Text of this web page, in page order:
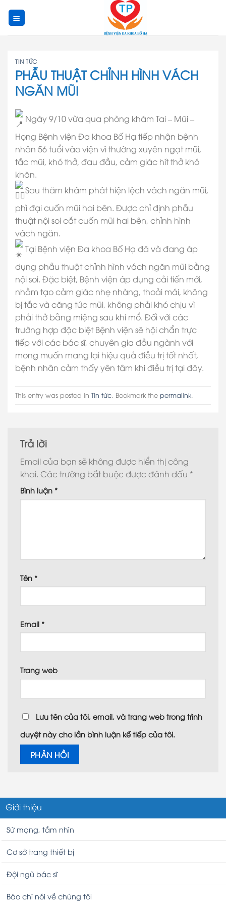
TIN TỨC
PHẪU THUẬT CHỈNH HÌNH VÁCH
NGĂN MŨI
Ngày 9/10 vừa qua phòng khám Tai – Mũi –
Họng Bệnh viện Đa khoa Bố Hạ tiếp nhận bệnh
nhân 56 tuổi vào viện vì thường xuyên ngạt mũi,
tắc mũi, khó thở, đau đầu, cảm giác hít thở khó
khăn.
Sau thăm khám phát hiện lệch vách ngăn mũi,
phì đại cuốn mũi hai bên. Được chỉ định phẫu
thuật nội soi cắt cuốn mũi hai bên, chỉnh hình
vách ngăn.
Tại Bệnh viện Đa khoa Bố Hạ đã và đang áp
dụng phẫu thuật chỉnh hình vách ngăn mũi bằng
nội soi. Đặc biệt, Bệnh viện áp dụng cải tiến mới,
nhằm tạo cảm giác nhẹ nhàng, thoải mái, không
bị tắc và căng tức mũi, không phải khó chịu vì
phải thở bằng miệng sau khi mổ. Đối với các
trường hợp đặc biệt Bệnh viện sẽ hội chẩn trực
tiếp với các bác sĩ, chuyên gia đầu ngành với
mong muốn mang lại hiệu quả điều trị tốt nhất,
bệnh nhân cảm thấy yên tâm khi điều trị tại đây.
This entry was posted in Tin tức. Bookmark the permalink.
Trả lời
Email của bạn sẽ không được hiển thị công
khai. Các trường bắt buộc được đánh dấu *
Bình luận *
Tên *
Email *
Trang web
Lưu tên của tôi, email, và trang web trong trình
duyệt này cho lần bình luận kế tiếp của tôi.
Giới thiệu
Sứ mạng, tầm nhìn
Cơ sở trang thiết bị
Đội ngũ bác sĩ
Báo chí nói về chúng tôi